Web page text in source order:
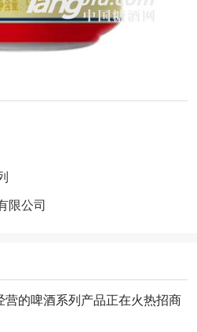
限公司
的啤酒系列产品正在火热招商